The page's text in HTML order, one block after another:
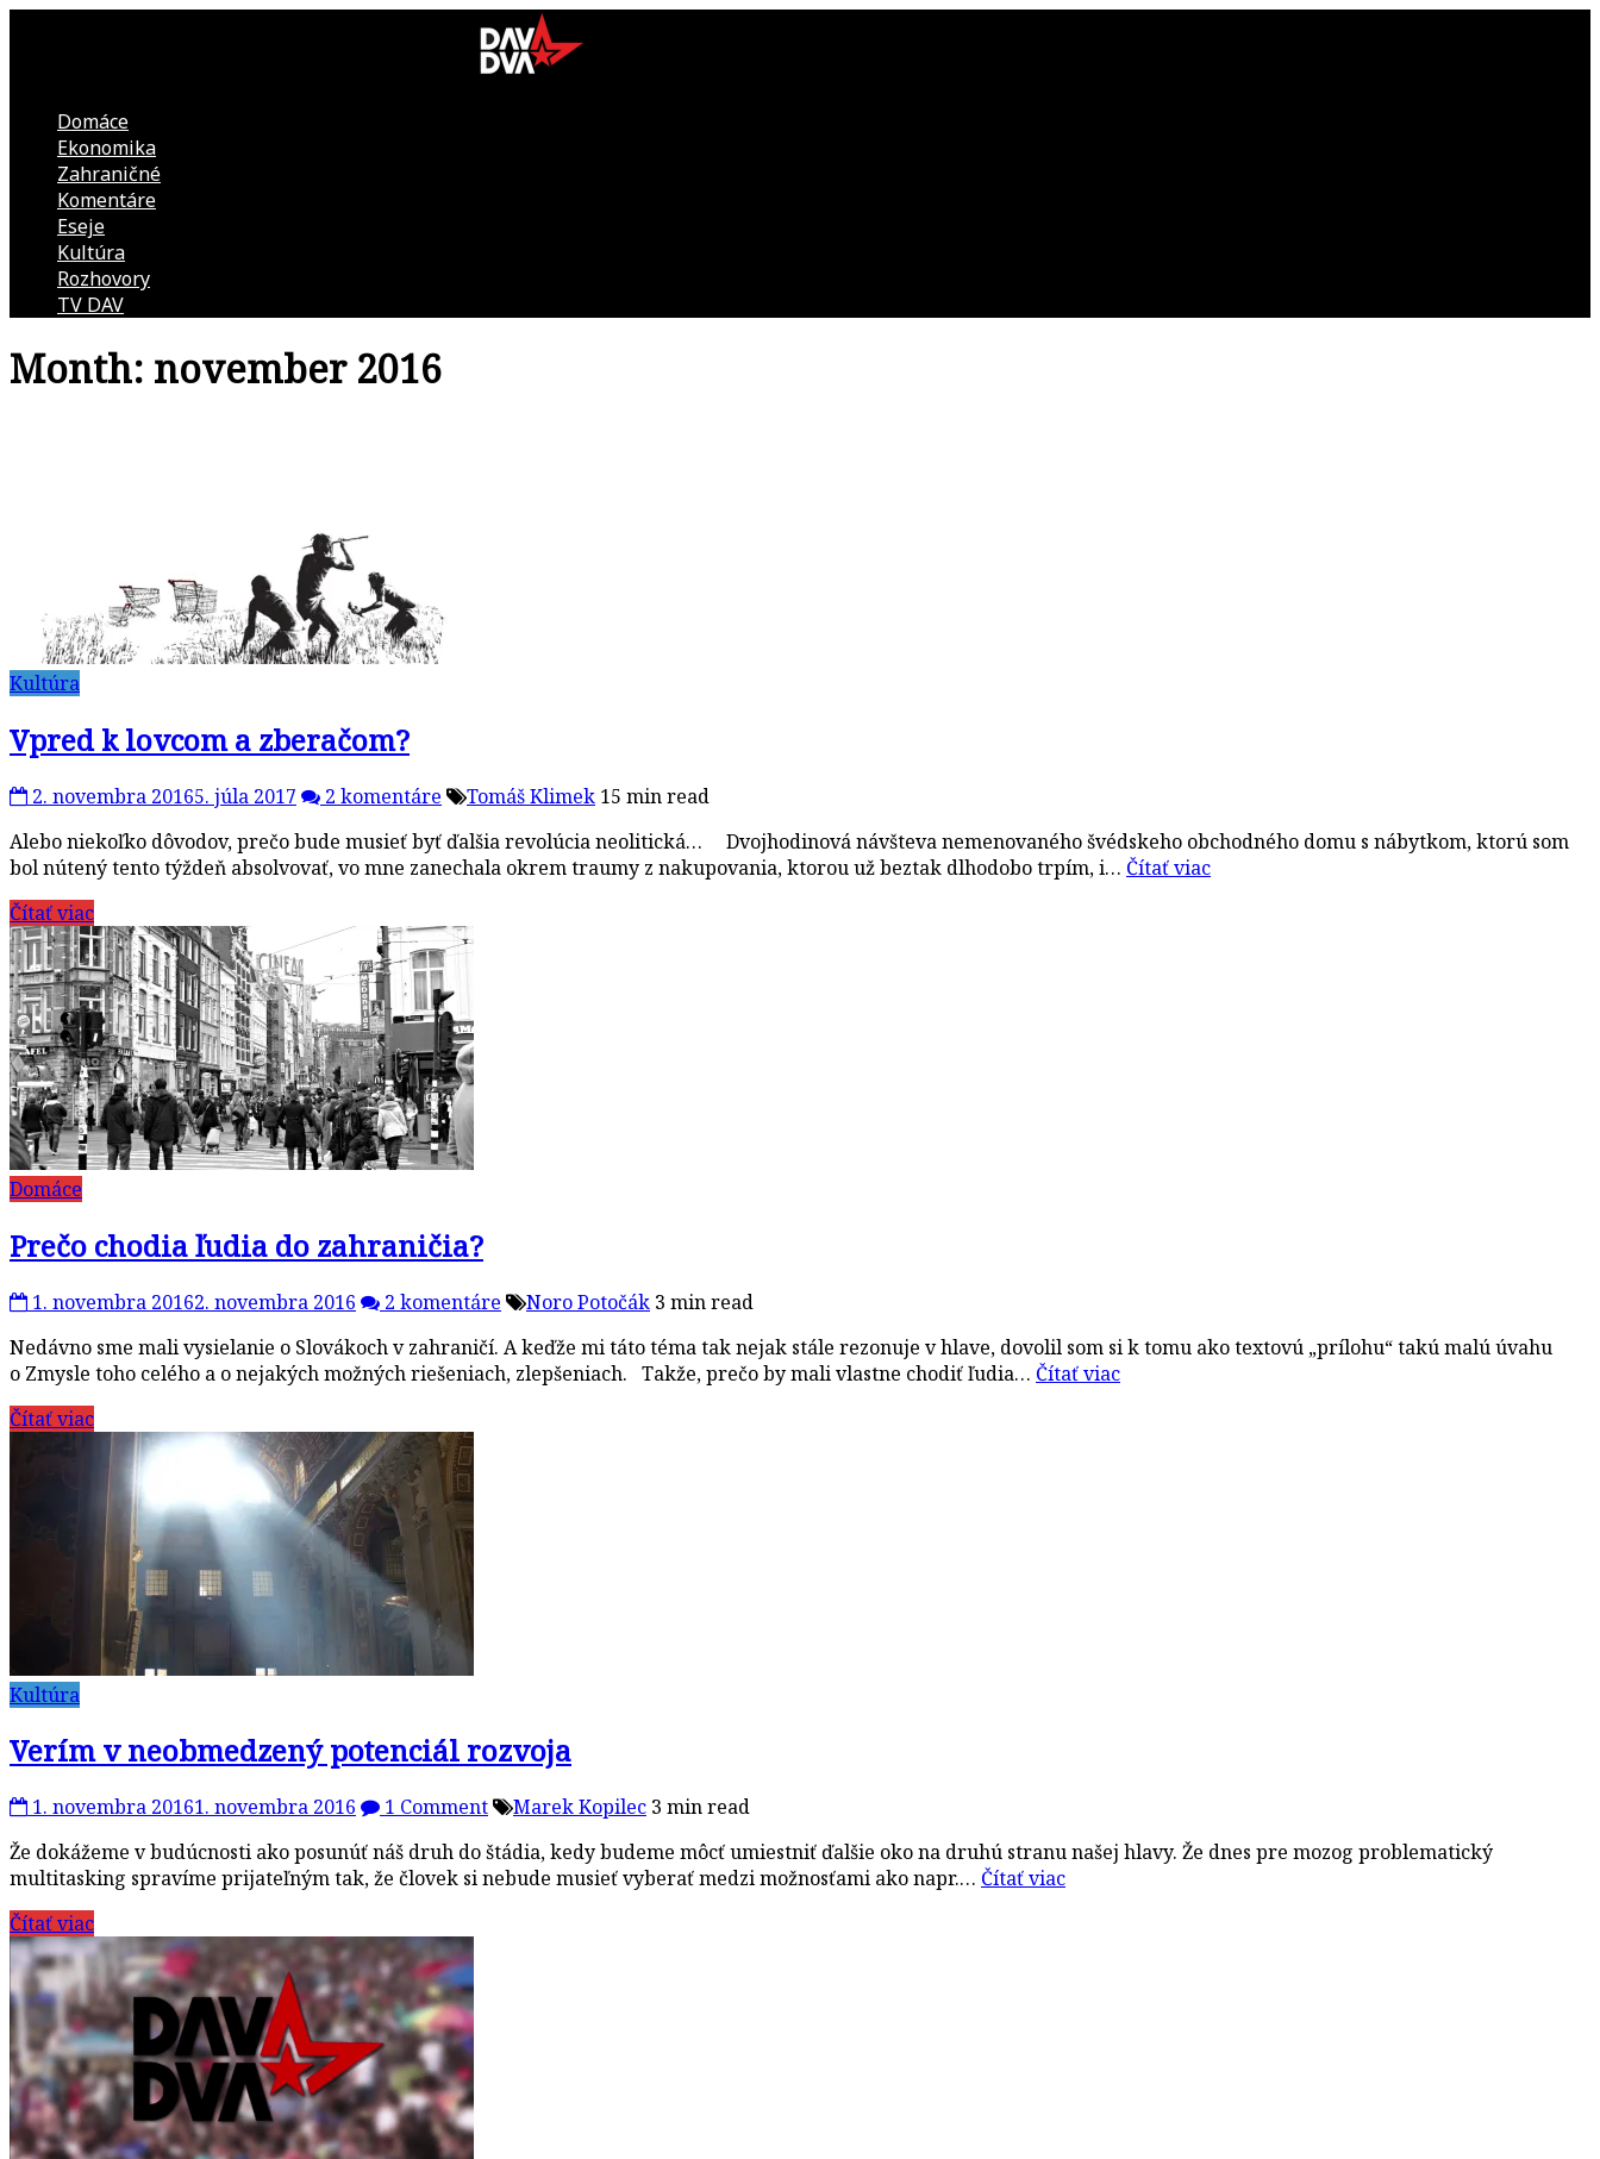
DAV
DVA
kultúrno-
politická
Domáce
Ekonomika
Zahraničné
Komentáre
Eseje
Kultúra
Rozhovory
TV DAV
Month: november 2016
Kultúra
Vpred k lovcom a zberačom?
2. novembra 20165. júla 2017 2 komentáre Tomáš Klimek 15 min read
Alebo niekoľko dôvodov, prečo bude musieť byť ďalšia revolúcia neolitická… Dvojhodinová návšteva nemenovaného švédskeho obchodného domu s nábytkom, ktorú som
bol nútený tento týždeň absolvovať, vo mne zanechala okrem traumy z nakupovania, ktorou už beztak dlhodobo trpím, i… Čítať viac
Čítať viac
Domáce
Prečo chodia ľudia do zahraničia?
1. novembra 20162. novembra 2016 2 komentáre Noro Potočák 3 min read
Nedávno sme mali vysielanie o Slovákoch v zahraničí. A keďže mi táto téma tak nejak stále rezonuje v hlave, dovolil som si k tomu ako textovú „prílohu“ takú malú úvahu
o Zmysle toho celého a o nejakých možných riešeniach, zlepšeniach. Takže, prečo by mali vlastne chodiť ľudia… Čítať viac
Čítať viac
Kultúra
Verím v neobmedzený potenciál rozvoja
1. novembra 20161. novembra 2016 1 Comment Marek Kopilec 3 min read
Že dokážeme v budúcnosti ako posunúť náš druh do štádia, kedy budeme môcť umiestniť ďalšie oko na druhú stranu našej hlavy. Že dnes pre mozog problematický
multitasking spravíme prijateľným tak, že človek si nebude musieť vyberať medzi možnosťami ako napr.… Čítať viac
Čítať viac